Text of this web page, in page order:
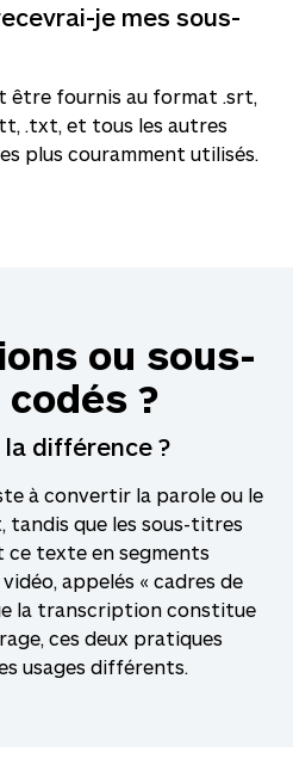
je mes sous-
être fournis au format .srt,
.txt, et tous les autres
plus couramment utilisés.
ou sous-
?
la différence ?
à convertir la parole ou le
tandis que les sous-titres
ce texte en segments
appelés « cadres de
la transcription constitue
ces deux pratiques
usages différents.